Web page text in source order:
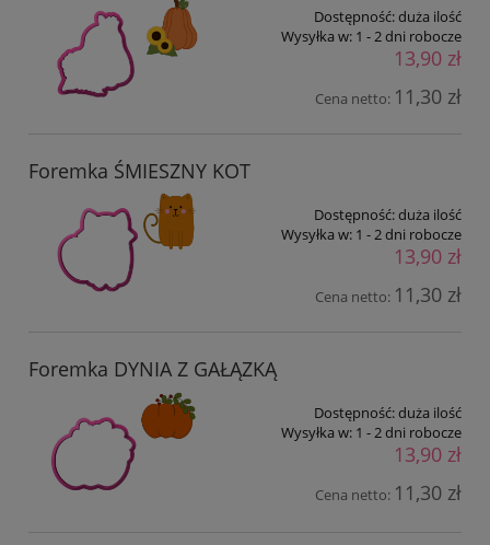
Dostępność:duża ilość
Wysyłka w: 1 - 2 dni robocze
13,90 zł
Cena netto: 11,30 zł
Foremka ŚMIESZNY KOT
Dostępność:duża ilość
Wysyłka w: 1 - 2 dni robocze
13,90 zł
Cena netto: 11,30 zł
Foremka DYNIA Z GAŁĄZKĄ
Dostępność:duża ilość
Wysyłka w: 1 - 2 dni robocze
13,90 zł
Cena netto: 11,30 zł